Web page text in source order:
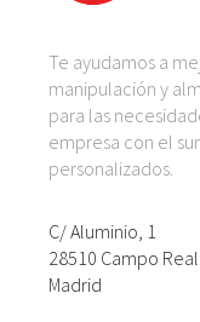
Te ayudamos a
manipulación y
para las
empresa con el
personalizados.
C/ Aluminio, 1
28510 Campo Real
Madrid